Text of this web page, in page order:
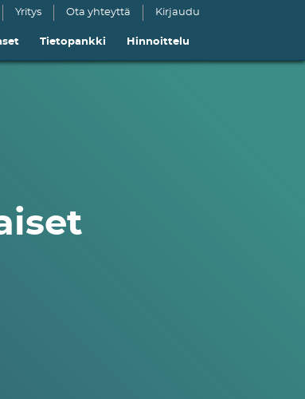
Yritys Ota yhteyttä Kirjaudu
Tietopankki Hinnoittelu